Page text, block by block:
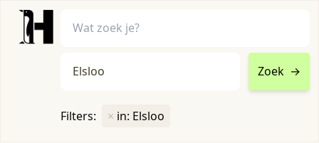
Zoek →
Filters: × in: Elsloo